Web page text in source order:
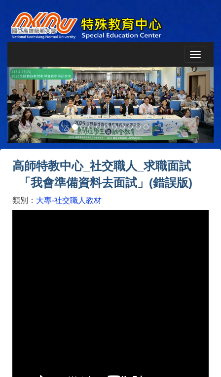
Toggle
Previous Next
高師特教中心_社交職人_求職面試
_「我會準備資料去面試」(錯誤版)
類別： 大專-社交職人教材